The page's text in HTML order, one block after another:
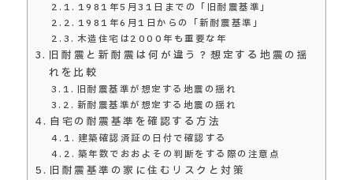
1981年5月31日までの「旧耐震基準」
1981年6月1日からの「新耐震基準」
木造住宅は2000年も重要な年
旧耐震と新耐震は何が違う？想定する地震の揺
れを比較
旧耐震基準が想定する地震の揺れ
新耐震基準が想定する地震の揺れ
自宅の耐震基準を確認する方法
建築確認済証の日付で確認する
築年数でおおよその判断をする際の注意点
旧耐震基準の家に住むリスクと対策